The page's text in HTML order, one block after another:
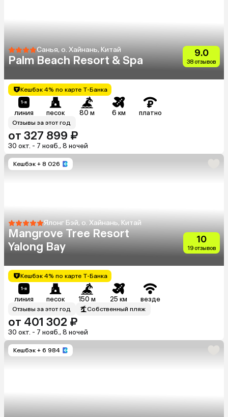
Санья, о. Хайнань, Китай
Palm Beach Resort & Spa
9.0
38 отзывов
Кешбэк 4% по карте Т-Банка
линия песок 80 м 6 км платно
Отзывы за этот год
от 327 899 ₽
30 окт. - 7 нояб., 8 ночей
Кешбэк + 8 026
Ялонг Бэй, о. Хайнань, Китай
Mangrove Tree Resort
Yalong Bay
10
19 отзывов
Кешбэк 4% по карте Т-Банка
линия песок 150 м 25 км везде
Отзывы за этот год Собственный пляж
от 401 302 ₽
30 окт. - 7 нояб., 8 ночей
Кешбэк + 6 984